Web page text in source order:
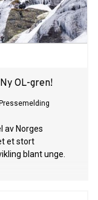
OL-gren!
Pressemelding
av Norges
et stort
blant unge.